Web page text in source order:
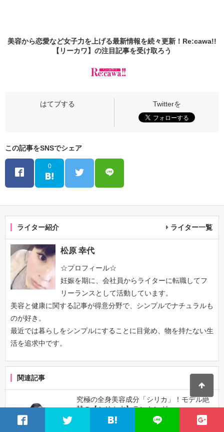
美容から恋愛など女子力を上げる最新情報を続々更新！Re:cawa!!
【リーカワ】の注目記事を受け取ろう
この記事をSNSでシェア
0
ライター紹介 ライター一覧
松原 幸代
☆プロフィール☆
妊娠を期に、会社員からライターに転職してフ
リーランスとして活動しています。
美容と健康に関する記事が得意分野で、シンプルでナチュラルも
のが好き。
最近では暮らしをシンプルにすることに目覚め、物を持たない生
活を追求中です。
関連記事
究極の全身美容成分「シリカ」！モデル絶
賛の【シリカ水】ランキング